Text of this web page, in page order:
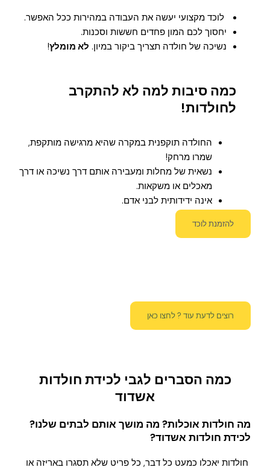
לוכד מקצועי יעשה את העבודה במהירות ככל האפשר.
יחסוך לכם המון פחדים חששות וסכנות.
נשיכה של חולדה תצריך ביקור במיון. לא מומלץ!
כמה סיבות למה לא להתקרב
לחולדות!
החולדה תוקפנית במקרה שהיא מרגישה מותקפת,
שמרו מרחק!
נשאית של מחלות ומעבירה אותם דרך נשיכה או דרך
מאכלים או משקאות.
אינה ידידותית לבני אדם.
להזמנת לוכד
רוצים לדעת עוד ? לחצו כאן
כמה הסברים לגבי לכידת חולדות
אשדוד
מה חולדות אוכלות? מה מושך אותם לבתים שלנו?
לכידת חולדות אשדוד?
חולדות יאכלו כמעט כל דבר, כל פריט שלא תסגרו באריזה או